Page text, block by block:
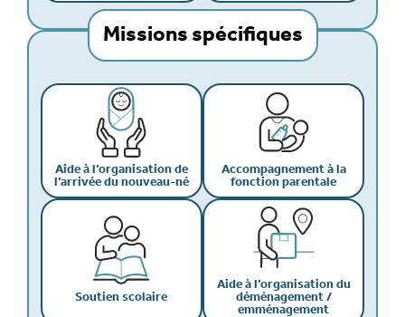
Missions spécifiques
Aide à l’organisation de
l’arrivée du nouveau-né
Accompagnement à la
fonction parentale
Soutien scolaire
Aide à l’organisation du
déménagement /
emménagement